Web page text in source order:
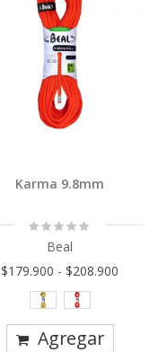
Karma 9.8mm
Rating:
0%
Beal
$179.900 - $208.900
Agregar